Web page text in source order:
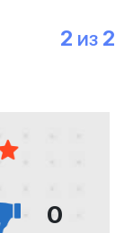
2 ИЗ 2
0